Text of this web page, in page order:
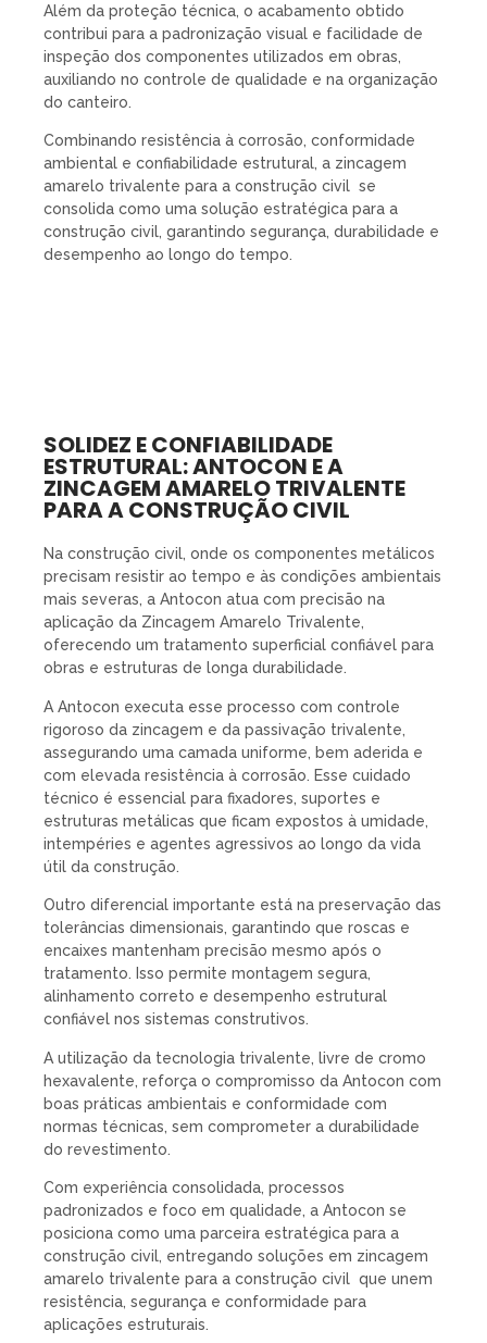
Além da proteção técnica, o acabamento obtido
contribui para a padronização visual e facilidade de
inspeção dos componentes utilizados em obras,
auxiliando no controle de qualidade e na organização
do canteiro.
Combinando resistência à corrosão, conformidade
ambiental e confiabilidade estrutural, a zincagem
amarelo trivalente para a construção civil se
consolida como uma solução estratégica para a
construção civil, garantindo segurança, durabilidade e
desempenho ao longo do tempo.
SOLIDEZ E CONFIABILIDADE
ESTRUTURAL: ANTOCON E A
ZINCAGEM AMARELO TRIVALENTE
PARA A CONSTRUÇÃO CIVIL
Na construção civil, onde os componentes metálicos
precisam resistir ao tempo e às condições ambientais
mais severas, a Antocon atua com precisão na
aplicação da Zincagem Amarelo Trivalente,
oferecendo um tratamento superficial confiável para
obras e estruturas de longa durabilidade.
A Antocon executa esse processo com controle
rigoroso da zincagem e da passivação trivalente,
assegurando uma camada uniforme, bem aderida e
com elevada resistência à corrosão. Esse cuidado
técnico é essencial para fixadores, suportes e
estruturas metálicas que ficam expostos à umidade,
intempéries e agentes agressivos ao longo da vida
útil da construção.
Outro diferencial importante está na preservação das
tolerâncias dimensionais, garantindo que roscas e
encaixes mantenham precisão mesmo após o
tratamento. Isso permite montagem segura,
alinhamento correto e desempenho estrutural
confiável nos sistemas construtivos.
A utilização da tecnologia trivalente, livre de cromo
hexavalente, reforça o compromisso da Antocon com
boas práticas ambientais e conformidade com
normas técnicas, sem comprometer a durabilidade
do revestimento.
Com experiência consolidada, processos
padronizados e foco em qualidade, a Antocon se
posiciona como uma parceira estratégica para a
construção civil, entregando soluções em zincagem
amarelo trivalente para a construção civil que unem
resistência, segurança e conformidade para
aplicações estruturais.